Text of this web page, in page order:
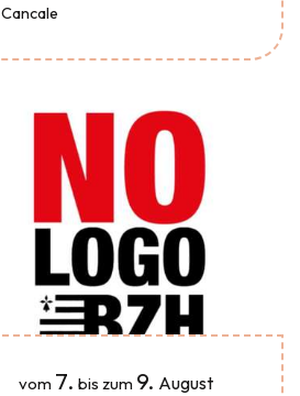
Cancale
vom 7. bis zum 9. August